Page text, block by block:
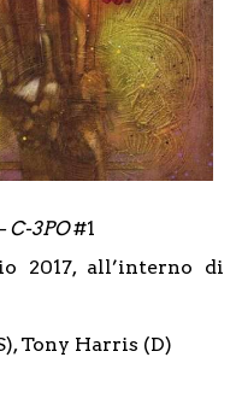
C-3PO#1
2017, all’interno di
Tony Harris (D)